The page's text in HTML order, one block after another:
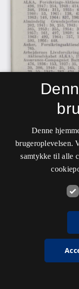
Denne
brugeroplevelsen.
samtykke til alle